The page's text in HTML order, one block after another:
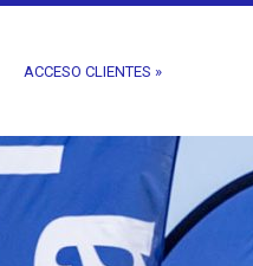
ACCESO CLIENTES »